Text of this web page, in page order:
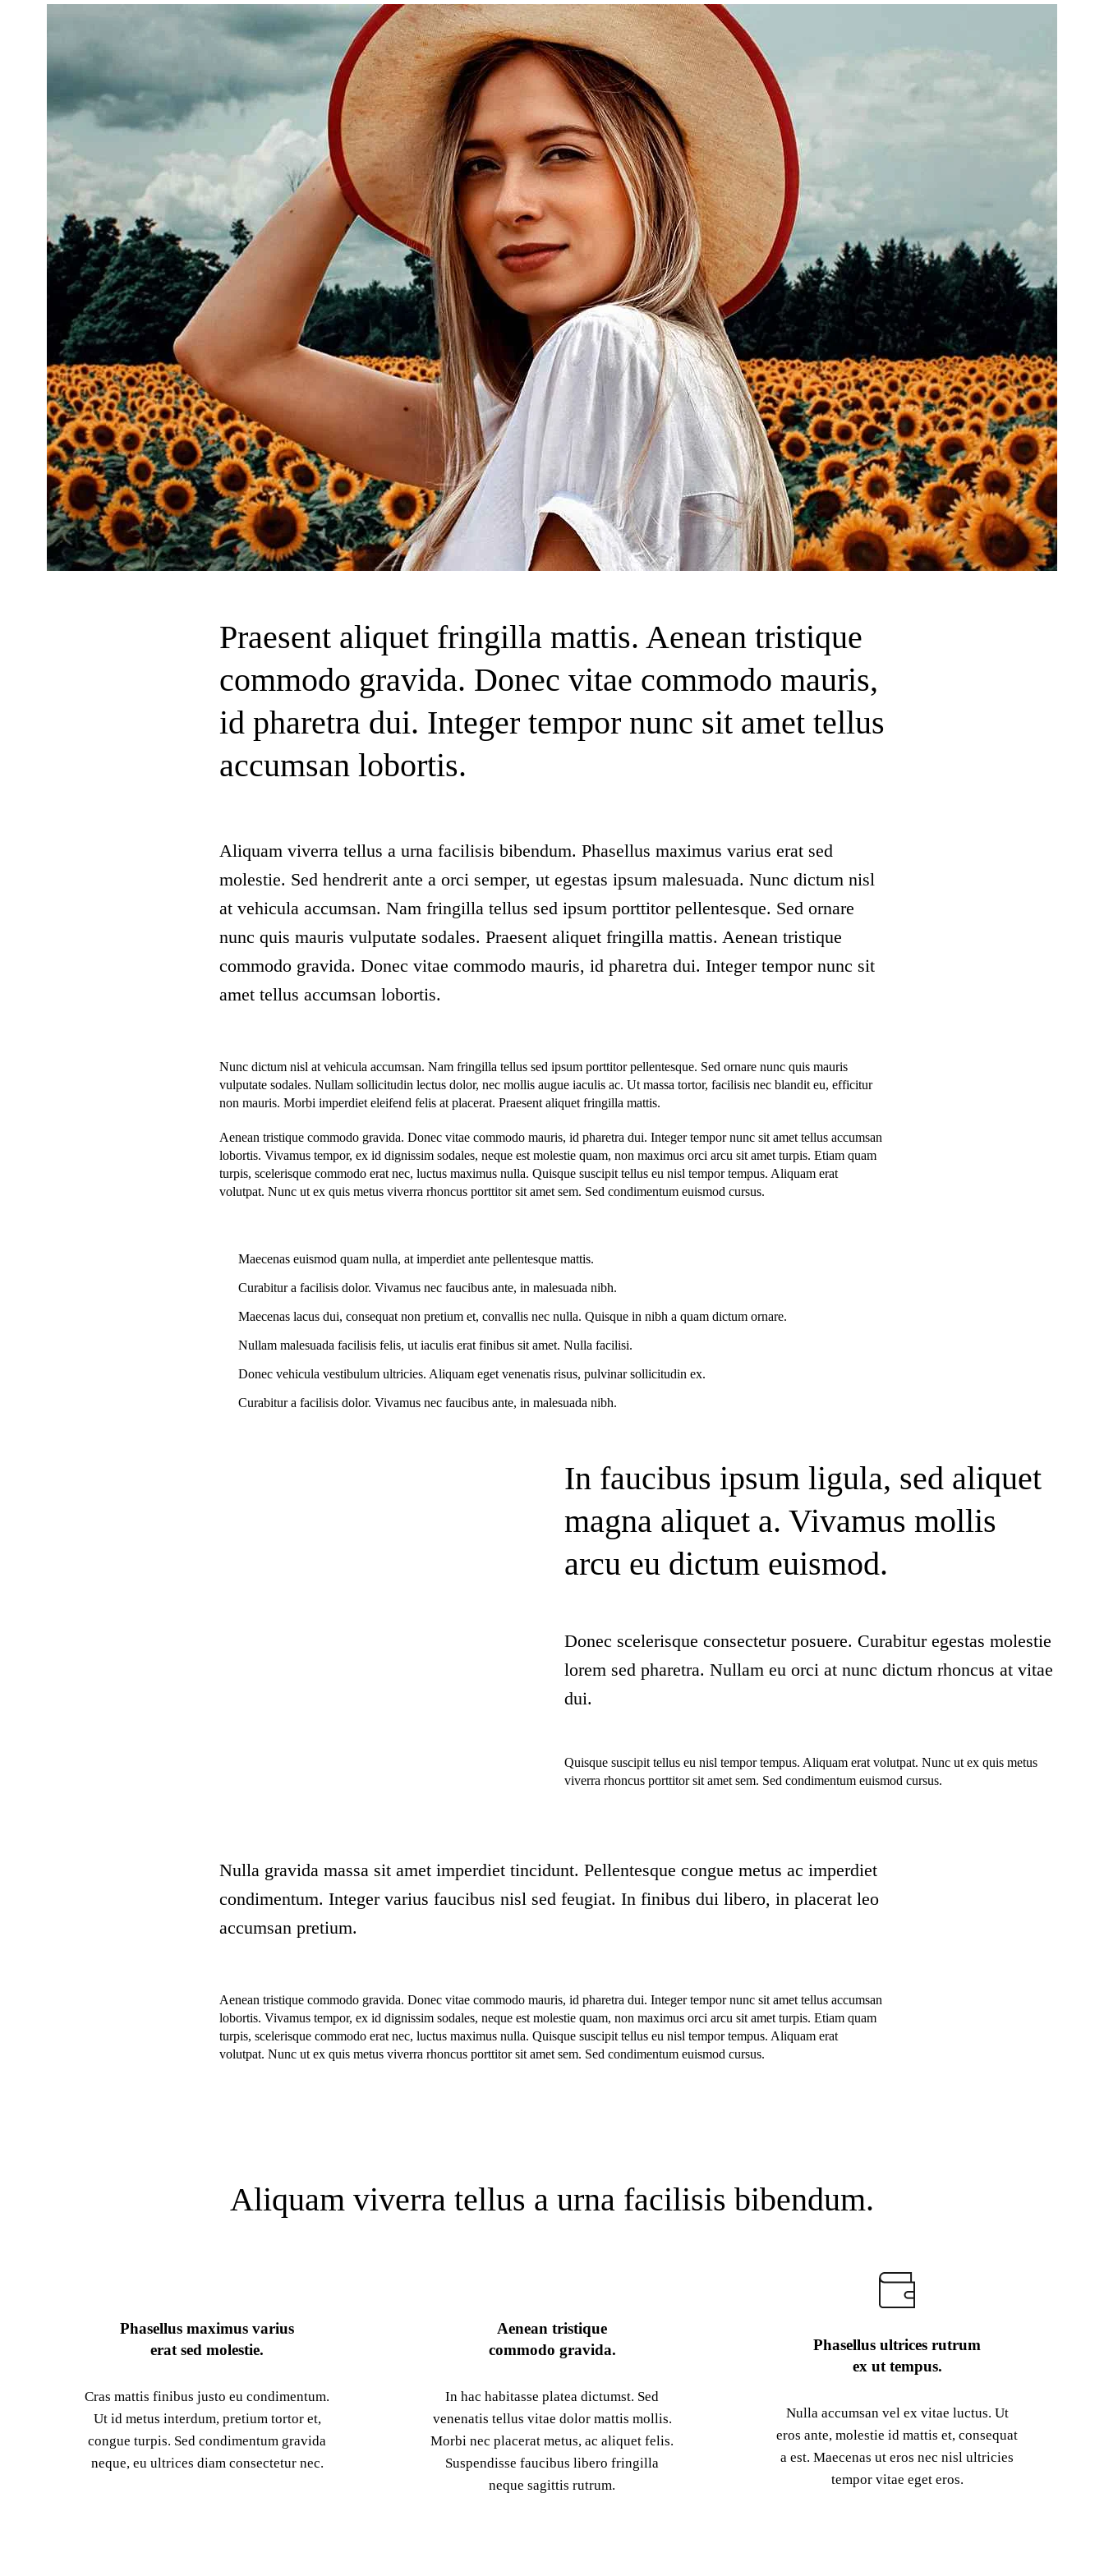
Praesent aliquet fringilla mattis. Aenean tristique
commodo gravida. Donec vitae commodo mauris,
id pharetra dui. Integer tempor nunc sit amet tellus
accumsan lobortis.
Aliquam viverra tellus a urna facilisis bibendum. Phasellus maximus varius erat sed
molestie. Sed hendrerit ante a orci semper, ut egestas ipsum malesuada. Nunc dictum nisl
at vehicula accumsan. Nam fringilla tellus sed ipsum porttitor pellentesque. Sed ornare
nunc quis mauris vulputate sodales. Praesent aliquet fringilla mattis. Aenean tristique
commodo gravida. Donec vitae commodo mauris, id pharetra dui. Integer tempor nunc sit
amet tellus accumsan lobortis.
Nunc dictum nisl at vehicula accumsan. Nam fringilla tellus sed ipsum porttitor pellentesque. Sed ornare nunc quis mauris
vulputate sodales. Nullam sollicitudin lectus dolor, nec mollis augue iaculis ac. Ut massa tortor, facilisis nec blandit eu, efficitur
non mauris. Morbi imperdiet eleifend felis at placerat. Praesent aliquet fringilla mattis.
Aenean tristique commodo gravida. Donec vitae commodo mauris, id pharetra dui. Integer tempor nunc sit amet tellus accumsan
lobortis. Vivamus tempor, ex id dignissim sodales, neque est molestie quam, non maximus orci arcu sit amet turpis. Etiam quam
turpis, scelerisque commodo erat nec, luctus maximus nulla. Quisque suscipit tellus eu nisl tempor tempus. Aliquam erat
volutpat. Nunc ut ex quis metus viverra rhoncus porttitor sit amet sem. Sed condimentum euismod cursus.
Maecenas euismod quam nulla, at imperdiet ante pellentesque mattis.
Curabitur a facilisis dolor. Vivamus nec faucibus ante, in malesuada nibh.
Maecenas lacus dui, consequat non pretium et, convallis nec nulla. Quisque in nibh a quam dictum ornare.
Nullam malesuada facilisis felis, ut iaculis erat finibus sit amet. Nulla facilisi.
Donec vehicula vestibulum ultricies. Aliquam eget venenatis risus, pulvinar sollicitudin ex.
Curabitur a facilisis dolor. Vivamus nec faucibus ante, in malesuada nibh.
In faucibus ipsum ligula, sed aliquet
magna aliquet a. Vivamus mollis
arcu eu dictum euismod.
Donec scelerisque consectetur posuere. Curabitur egestas molestie
lorem sed pharetra. Nullam eu orci at nunc dictum rhoncus at vitae
dui.
Quisque suscipit tellus eu nisl tempor tempus. Aliquam erat volutpat. Nunc ut ex quis metus
viverra rhoncus porttitor sit amet sem. Sed condimentum euismod cursus.
Nulla gravida massa sit amet imperdiet tincidunt. Pellentesque congue metus ac imperdiet
condimentum. Integer varius faucibus nisl sed feugiat. In finibus dui libero, in placerat leo
accumsan pretium.
Aenean tristique commodo gravida. Donec vitae commodo mauris, id pharetra dui. Integer tempor nunc sit amet tellus accumsan
lobortis. Vivamus tempor, ex id dignissim sodales, neque est molestie quam, non maximus orci arcu sit amet turpis. Etiam quam
turpis, scelerisque commodo erat nec, luctus maximus nulla. Quisque suscipit tellus eu nisl tempor tempus. Aliquam erat
volutpat. Nunc ut ex quis metus viverra rhoncus porttitor sit amet sem. Sed condimentum euismod cursus.
Aliquam viverra tellus a urna facilisis bibendum.
Phasellus maximus varius
erat sed molestie.
Cras mattis finibus justo eu condimentum.
Ut id metus interdum, pretium tortor et,
congue turpis. Sed condimentum gravida
neque, eu ultrices diam consectetur nec.
Aenean tristique
commodo gravida.
In hac habitasse platea dictumst. Sed
venenatis tellus vitae dolor mattis mollis.
Morbi nec placerat metus, ac aliquet felis.
Suspendisse faucibus libero fringilla
neque sagittis rutrum.
Phasellus ultrices rutrum
ex ut tempus.
Nulla accumsan vel ex vitae luctus. Ut
eros ante, molestie id mattis et, consequat
a est. Maecenas ut eros nec nisl ultricies
tempor vitae eget eros.